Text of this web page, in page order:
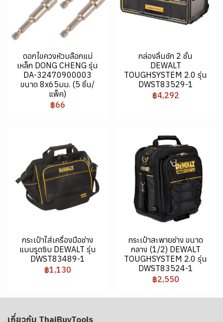
ดอกไขควงหัวบล๊อกแม่
เหล็ก DONG CHENG รุ่น
DA-32470900003
ขนาด 8x65มม. (5 ชิ้น/
แพ็ค)
฿66
กล่องลิ้นชัก 2 ชั้น
DEWALT
TOUGHSYSTEM 2.0 รุ่น
DWST83529-1
฿4,292
กระเป๋าใส่เครื่องมือช่าง
แบบรูดซิบ DEWALT รุ่น
DWST83489-1
฿1,130
กระเป๋าสะพายช่าง ขนาด
กลาง (1/2) DEWALT
TOUGHSYSTEM 2.0 รุ่น
DWST83524-1
฿2,550
เกี่ยวกับ ThaiBuyTools